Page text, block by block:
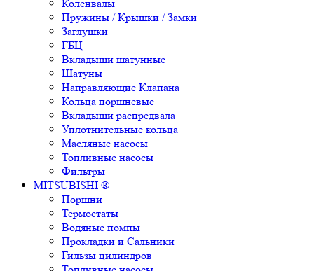
Коленвалы
Пружины / Крышки / Замки
Заглушки
ГБЦ
Вкладыши шатунные
Шатуны
Направляющие Клапана
Кольца поршневые
Вкладыши распредвала
Уплотнительные кольца
Масляные насосы
Топливные насосы
Фильтры
MITSUBISHI ®
Поршни
Термостаты
Водяные помпы
Прокладки и Сальники
Гильзы цилиндров